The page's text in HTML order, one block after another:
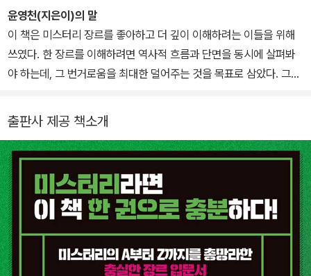
터리는 국내에서 미스터리 관련 홈페이지 중 가장 유명한 곳으로, 미
스터리 애호가는 물론이고 입문자들도 꼭 알아야 할 사이트로 손꼽힌
다. ‘셜록 홈즈 걸작선’, ‘브라운 신부 시리즈’, ‘레이먼드 챈들러 전집’
‘긴다이치 코스케 시리즈’, ‘엘러리 퀸 컬렉션’을 비롯해 수십 종의 미
국내 최고의 전문가로 인정받고 있다. 공저로 『탐정사전』이 있다.
윤영천(지은이)의 말
이 책은 미스터리 장르를 좋아하고 더 깊이 이해하려는 이들을 위해
쓰였다. 한 장르를 이해하려면 역사적 흐름과 단면을 동시에 살펴봐
야 하는데, 그 번거로움을 최대한 덜어주는 것을 목표로 삼았다. 그동
시장을 고스란히 겪으면서, 그 경험과 깨달음을 풀어내기 위해 나름
최선을 다했다. 이 책을 통해 미스터리 장르의 개론을 어느 정도 이해
하게 된다면, 취향에 맞는 작품들을 찾으며 자신만의 각론을 만들어
갈 수 있을 것이다. (중략) 누군가 이 글을 읽고 미스터리 장르에 예전
보다 더 관심을 갖게 된다면, 그보다 좋은 일은 없을 것이다.
_ 들어가는 글 중에서
출판사 제공 책소개